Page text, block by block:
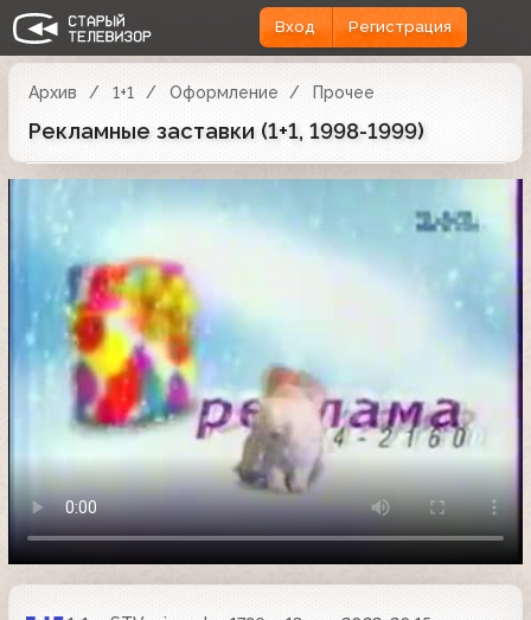
Вход Регистрация
Архив 1+1 Оформление Прочее
Рекламные заставки (1+1, 1998-1999)